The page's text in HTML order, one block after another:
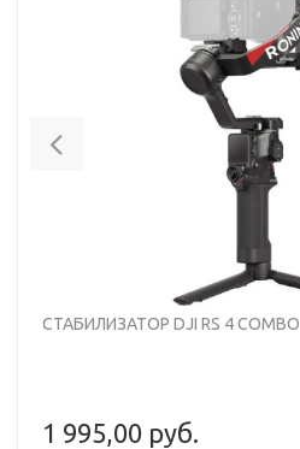
СТАБИЛИЗАТОР DJI RS 4 COMBO
1 995,00 руб.